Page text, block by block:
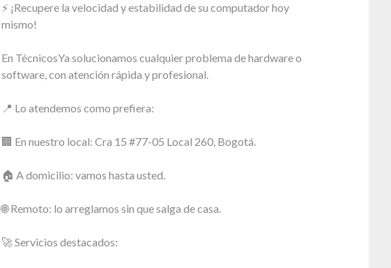
⚡ ¡Recupere la velocidad y estabilidad de su computador hoy
mismo!
En TécnicosYa solucionamos cualquier problema de hardware o
software, con atención rápida y profesional.
📍 Lo atendemos como prefiera:
🏢 En nuestro local: Cra 15 #77-05 Local 260, Bogotá.
🏠 A domicilio: vamos hasta usted.
🌐 Remoto: lo arreglamos sin que salga de casa.
🚀 Servicios destacados: